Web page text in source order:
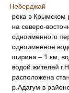
Неберджай
река в Крымском
на северо-
одноименного
одноименное
ширина – 1 км,
водой жителей
расположена
р.Адагум в